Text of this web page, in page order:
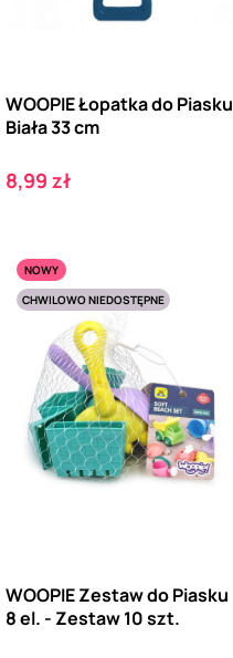
WOOPIE Łopatka do Piasku
Biała 33 cm
Cena
8,99 zł
NOWY
CHWILOWO NIEDOSTĘPNE
WOOPIE Zestaw do Piasku
8 el. - Zestaw 10 szt.